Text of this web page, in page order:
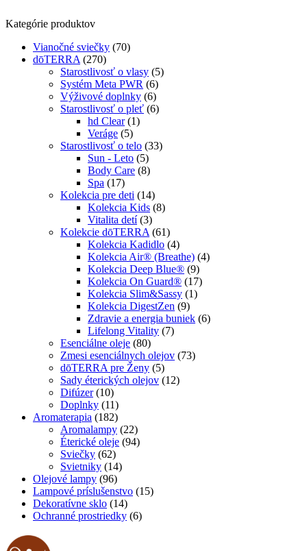
Kategórie produktov
Vianočné sviečky (70)
dōTERRA (270)
Starostlivosť o vlasy (5)
Systém Meta PWR (6)
Výživové doplnky (6)
Starostlivosť o pleť (6)
hd Clear (1)
Veráge (5)
Starostlivosť o telo (33)
Sun - Leto (5)
Body Care (8)
Spa (17)
Kolekcia pre deti (14)
Kolekcia Kids (8)
Vitalita detí (3)
Kolekcie dōTERRA (61)
Kolekcia Kadidlo (4)
Kolekcia Air® (Breathe) (4)
Kolekcia Deep Blue® (9)
Kolekcia On Guard® (17)
Kolekcia Slim&Sassy (1)
Kolekcia DigestZen (9)
Zdravie a energia buniek (6)
Lifelong Vitality (7)
Esenciálne oleje (80)
Zmesi esenciálnych olejov (73)
dōTERRA pre Ženy (5)
Sady éterických olejov (12)
Difúzer (10)
Doplnky (11)
Aromaterapia (182)
Aromalampy (22)
Éterické oleje (94)
Sviečky (62)
Svietniky (14)
Olejové lampy (96)
Lampové príslušenstvo (15)
Dekoratívne sklo (14)
Ochranné prostriedky (6)